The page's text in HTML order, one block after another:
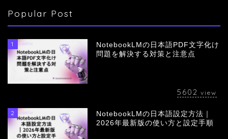
Popular Post
1
NotebookLMの日本語PDF文字化け
問題を解決する対策と注意点
5602 view
2
NotebookLMの日本語設定方法｜
2026年最新版の使い方と設定手順
会社概要